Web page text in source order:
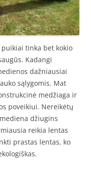
tinka bet kokio
Kadangi
dažniausiai
sąlygomis. Mat
medžiaga ir
poveikiui. Nereikėtų
džiugins
reikia lentas
prastas lentas, ko